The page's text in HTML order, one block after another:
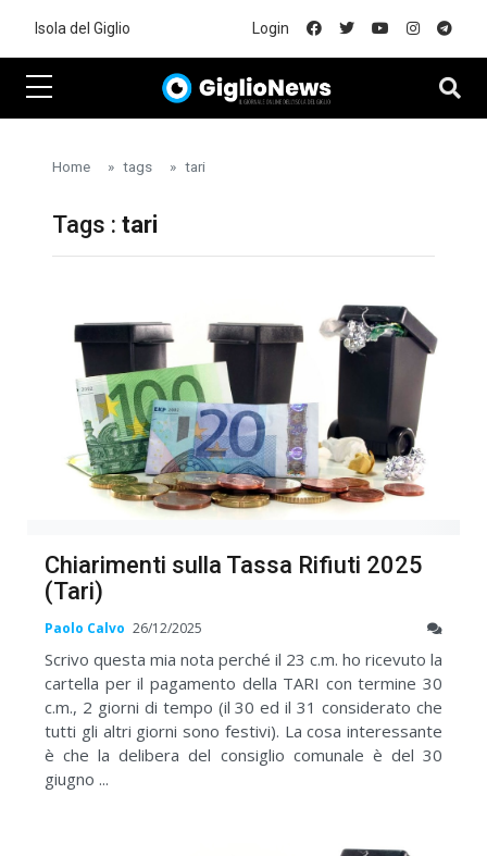
Isola del Giglio Login
Home tags tari
Tags : tari
Chiarimenti sulla Tassa Rifiuti 2025
(Tari)
Paolo Calvo 26/12/2025
Scrivo questa mia nota perché il 23 c.m. ho ricevuto la
cartella per il pagamento della TARI con termine 30
c.m., 2 giorni di tempo (il 30 ed il 31 considerato che
tutti gli altri giorni sono festivi). La cosa interessante
è che la delibera del consiglio comunale è del 30
giugno ...